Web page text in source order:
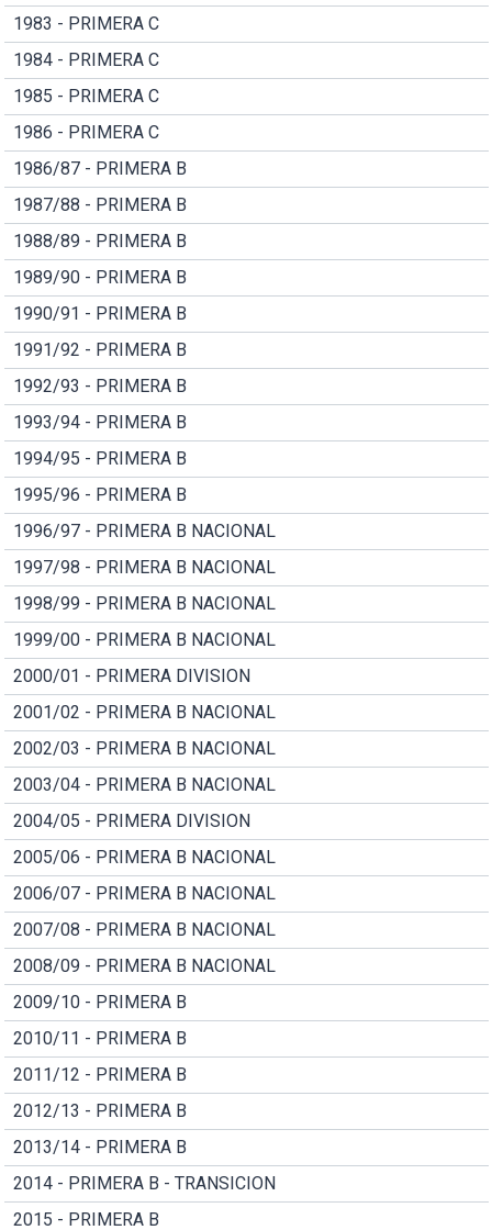
1983 - PRIMERA C
1984 - PRIMERA C
1985 - PRIMERA C
1986 - PRIMERA C
1986/87 - PRIMERA B
1987/88 - PRIMERA B
1988/89 - PRIMERA B
1989/90 - PRIMERA B
1990/91 - PRIMERA B
1991/92 - PRIMERA B
1992/93 - PRIMERA B
1993/94 - PRIMERA B
1994/95 - PRIMERA B
1995/96 - PRIMERA B
1996/97 - PRIMERA B NACIONAL
1997/98 - PRIMERA B NACIONAL
1998/99 - PRIMERA B NACIONAL
1999/00 - PRIMERA B NACIONAL
2000/01 - PRIMERA DIVISION
2001/02 - PRIMERA B NACIONAL
2002/03 - PRIMERA B NACIONAL
2003/04 - PRIMERA B NACIONAL
2004/05 - PRIMERA DIVISION
2005/06 - PRIMERA B NACIONAL
2006/07 - PRIMERA B NACIONAL
2007/08 - PRIMERA B NACIONAL
2008/09 - PRIMERA B NACIONAL
2009/10 - PRIMERA B
2010/11 - PRIMERA B
2011/12 - PRIMERA B
2012/13 - PRIMERA B
2013/14 - PRIMERA B
2014 - PRIMERA B - TRANSICION
2015 - PRIMERA B